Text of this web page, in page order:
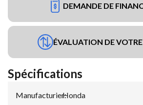
DEMANDE DE
ÉVALUATION DE
Spécifications
Manufacturier:
Honda